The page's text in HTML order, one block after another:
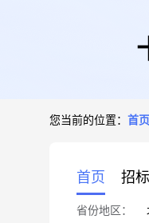
您当前的位置： 首页
首页 招
省份地区：